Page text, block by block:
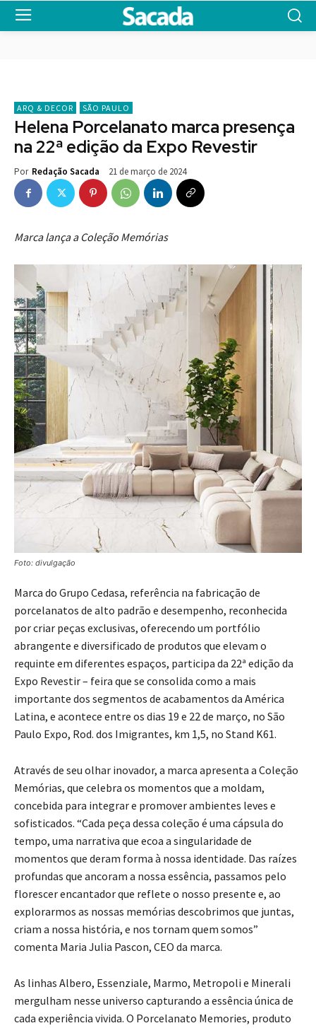
ARQ & DECOR SÃO PAULO
Helena Porcelanato marca presença
na 22ª edição da Expo Revestir
Por Redação Sacada 21 de março de 2024
Marca lança a Coleção Memórias
Foto: divulgação
Marca do Grupo Cedasa, referência na fabricação de
porcelanatos de alto padrão e desempenho, reconhecida
por criar peças exclusivas, oferecendo um portfólio
abrangente e diversificado de produtos que elevam o
requinte em diferentes espaços, participa da 22ª edição da
Expo Revestir – feira que se consolida como a mais
importante dos segmentos de acabamentos da América
Latina, e acontece entre os dias 19 e 22 de março, no São
Paulo Expo, Rod. dos Imigrantes, km 1,5, no Stand K61.
Através de seu olhar inovador, a marca apresenta a Coleção
Memórias, que celebra os momentos que a moldam,
concebida para integrar e promover ambientes leves e
sofisticados. “Cada peça dessa coleção é uma cápsula do
tempo, uma narrativa que ecoa a singularidade de
momentos que deram forma à nossa identidade. Das raízes
profundas que ancoram a nossa essência, passamos pelo
florescer encantador que reflete o nosso presente e, ao
explorarmos as nossas memórias descobrimos que juntas,
criam a nossa história, e nos tornam quem somos”
comenta Maria Julia Pascon, CEO da marca.
As linhas Albero, Essenziale, Marmo, Metropoli e Minerali
mergulham nesse universo capturando a essência única de
cada experiência vivida. O Porcelanato Memories, produto